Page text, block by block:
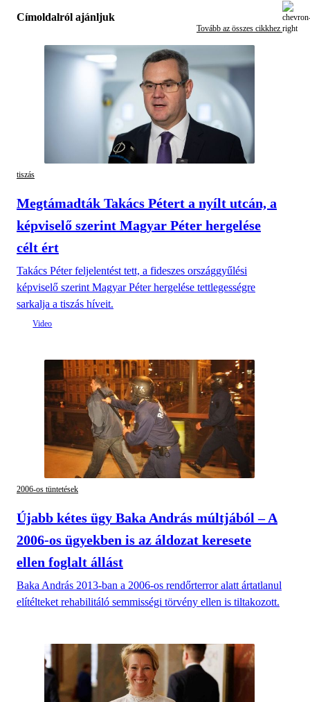
Címoldalról ajánljuk
Tovább az összes cikkhez
tiszás
Megtámadták Takács Pétert a nyílt utcán, a
képviselő szerint Magyar Péter hergelése
célt ért
Takács Péter feljelentést tett, a fideszes országgyűlési
képviselő szerint Magyar Péter hergelése tettlegességre
sarkalja a tiszás híveit.
2006-os tüntetések
Újabb kétes ügy Baka András múltjából – A
2006-os ügyekben is az áldozat keresete
ellen foglalt állást
Baka András 2013-ban a 2006-os rendőrterror alatt ártatlanul
elítélteket rehabilitáló semmisségi törvény ellen is tiltakozott.